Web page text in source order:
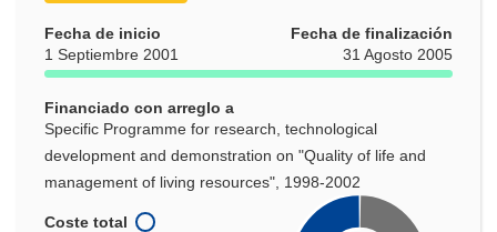
Fecha de inicio
1 Septiembre 2001
Fecha de finalización
31 Agosto 2005
Financiado con arreglo a
Specific Programme for research, technological
development and demonstration on "Quality of life and
management of living resources", 1998-2002
Coste total